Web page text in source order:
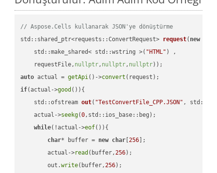
// Aspose.Cells kullanarak JSON'ye dönüştürme
std::shared_ptr<requests::ConvertRequest> request( new
    std::make_shared< std::wstring >(
"HTML" ) ,
    requestFile,
nullptr, nullptr, nullptr))
auto actual = getApi()->convert
if(actual->good ()){
std::ofstream out( "TestConvertFile_CPP.JSON" ,
    actual->
seekg(0,std::ios_base::beg);
while(!actual->eof()){
char* buffer = new char [256 ];
        actual->
read (buffer,256);
        out.
write(buffer,256);